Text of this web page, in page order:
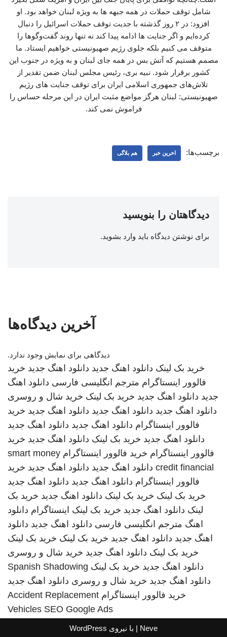
شامل توقف حملات در همه جبهه ها به ویژه لبنان خواهد بود. او
افزود: در ۲ روز گذشته با جدیت توقف حملات اسرائیل را دنبال
کرده‌ایم و اگر جنایت ها ادامه پیدا کند نه تنها روند گفت‌وگوها را
متوقف می کنیم بلکه جلوی رژیم صهیونیستی خواهیم ایستاد. ما
مصمم هستیم که آتش بس در همه جای لبنان و به ویژه در جنوب این
کشور برقرار شود. نبیه بری، رئیس مجلس لبنان ضمن تقدیر از
تلاش‌های جمهوری اسلامی ایران برای توقف جنایت های رژیم
صهیونیستی: لبنان هرگز مواضع مثبت ایران در این مرحله حساس را
فراموش نمی کند.
برچسب‌ها: اخرین خبر هم بلاگی
دیدگاهتان را بنویسید
برای نوشتن دیدگاه باید وارد بشوید.
آخرین دیدگاه‌ها
دیدگاهی برای نمایش وجود ندارد.
خرید بک لینک دانلود اهنگ جدید دانلود اهنگ جدید خرید
فالوور اینستاگرام مترجم انگلیسی فارسی دانلود اهنگ
جدید دانلود اهنگ جدید خرید بک لینک خرید شال و روسری
دانلود اهنگ جدید دانلود اهنگ جدید دانلود اهنگ جدید خرید
فالوور اینستاگرام دانلود اهنگ جدید دانلود اهنگ جدید
دانلود اهنگ جدید خرید بک لینک دانلود اهنگ جدید خرید
فالوور اینستاگرام خرید فالوور اینستاگرام smart money
credit financial دانلود اهنگ جدید دانلود اهنگ جدید خرید
فالوور اینستاگرام دانلود اهنگ جدید دانلود اهنگ جدید
خرید بک لینک خرید بک لینک دانلود اهنگ جدید خرید بک
لینک دانلود اهنگ جدید خرید بک لینک اینستاگرام دانلود
اهنگ مترجم انگلیسی فارسی دانلود اهنگ جدید دانلود
اهنگ جدید دانلود اهنگ جدید خرید بک لینک خرید بک لینک
خرید بک لینک دانلود اهنگ جدید خرید شال و روسری
دانلود اهنگ جدید خرید بک لینک Spanish Shadowing
دانلود اهنگ جدید خرید شال و روسری دانلود اهنگ جدید
خرید فالوور اینستاگرام Accident Replacement
Vehicles SEO Google Ads
Neve | با نیروی WordPress